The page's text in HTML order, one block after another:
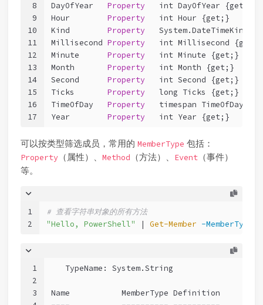
8
9
10
11
12
13
14
15
16
17
DayOfYear Property
int DayOfYear {get;}
Hour Property
int Hour {get;}
Kind Property
System.DateTimeKind
Millisecond Property
int Millisecond {get;}
Minute Property
int Minute {get;}
Month Property
int Month {get;}
Second Property
int Second {get;}
Ticks Property
long Ticks {get;}
TimeOfDay Property
timespan TimeOfDay
Year Property int Year {get;}
可以按类型筛选成员，常用的 MemberType 包括：
Property （属性）、 Method （方法）、 Event （事件）
等。
1
2
# 查看字符串对象的所有方法
"Hello, PowerShell" | Get-Member -MemberType
1
2
3
   TypeName: System.String
Name           MemberType Definition